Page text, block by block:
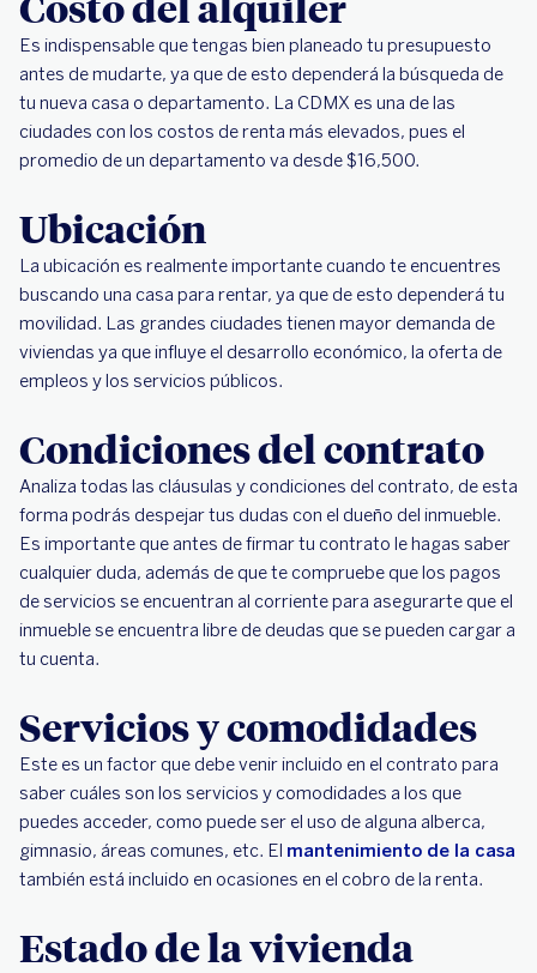
Es indispensable que tengas bien planeado tu presupuesto
antes de mudarte, ya que de esto dependerá la búsqueda de
tu nueva casa o departamento. La CDMX es una de las
ciudades con los costos de renta más elevados, pues el
promedio de un departamento va desde $16,500.
Ubicación
La ubicación es realmente importante cuando te encuentres
buscando una casa para rentar, ya que de esto dependerá tu
movilidad. Las grandes ciudades tienen mayor demanda de
viviendas ya que influye el desarrollo económico, la oferta de
empleos y los servicios públicos.
Condiciones del contrato
Analiza todas las cláusulas y condiciones del contrato, de esta
forma podrás despejar tus dudas con el dueño del inmueble.
Es importante que antes de firmar tu contrato le hagas saber
cualquier duda, además de que te compruebe que los pagos
de servicios se encuentran al corriente para asegurarte que el
inmueble se encuentra libre de deudas que se pueden cargar a
tu cuenta.
Servicios y comodidades
Este es un factor que debe venir incluido en el contrato para
saber cuáles son los servicios y comodidades a los que
puedes acceder, como puede ser el uso de alguna alberca,
gimnasio, áreas comunes, etc. El mantenimiento de la casa
también está incluido en ocasiones en el cobro de la renta.
Estado de la vivienda